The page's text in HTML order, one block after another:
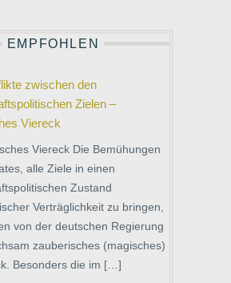
EMPFOHLEN
zwischen den
Zielen –
Viereck
Viereck Die Bemühungen
alle Ziele in einen
Zustand
Verträglichkeit zu bringen,
von der deutschen Regierung
zauberisches (magisches)
Besonders die im […]